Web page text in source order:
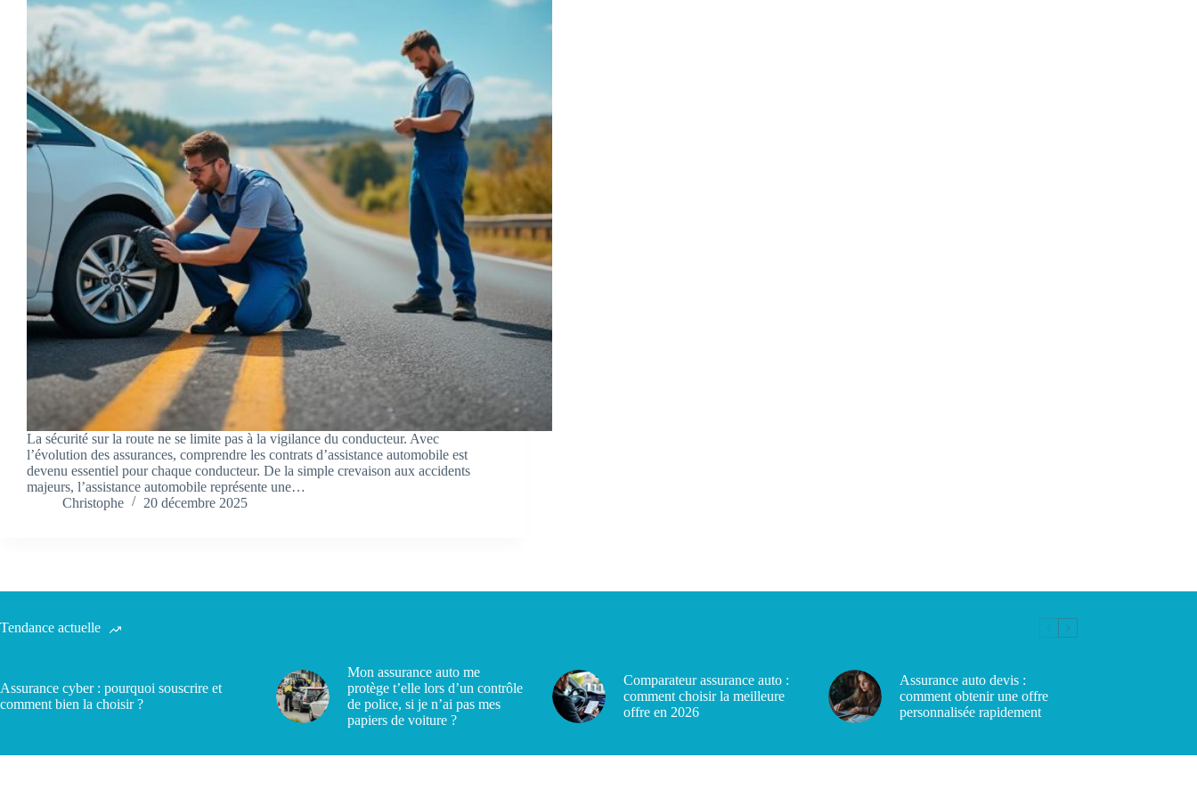
La sécurité sur la route ne se limite pas à la vigilance du conducteur. Avec
l’évolution des assurances, comprendre les contrats d’assistance automobile est
devenu essentiel pour chaque conducteur. De la simple crevaison aux accidents
majeurs, l’assistance automobile représente une…
Christophe
20 décembre 2025
Tendance actuelle
Assurance cyber : pourquoi souscrire et
comment bien la choisir ?
Mon assurance auto me
protège t’elle lors d’un contrôle
de police, si je n’ai pas mes
papiers de voiture ?
Comparateur assurance auto :
comment choisir la meilleure
offre en 2026
Assurance auto devis :
comment obtenir une offre
personnalisée rapidement